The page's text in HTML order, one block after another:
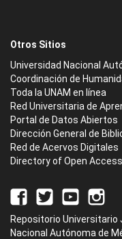
Otros Sitios
Universidad Nacional
Coordinación de
Toda la UNAM en línea
Red Universitaria de
Portal de Datos Abiertos
Dirección General de
Red de Acervos Digitales
Directory of Open
Repositorio Universitario
Nacional Autónoma de